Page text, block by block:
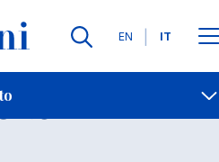
Lingue
EN IT
Contatti
Open